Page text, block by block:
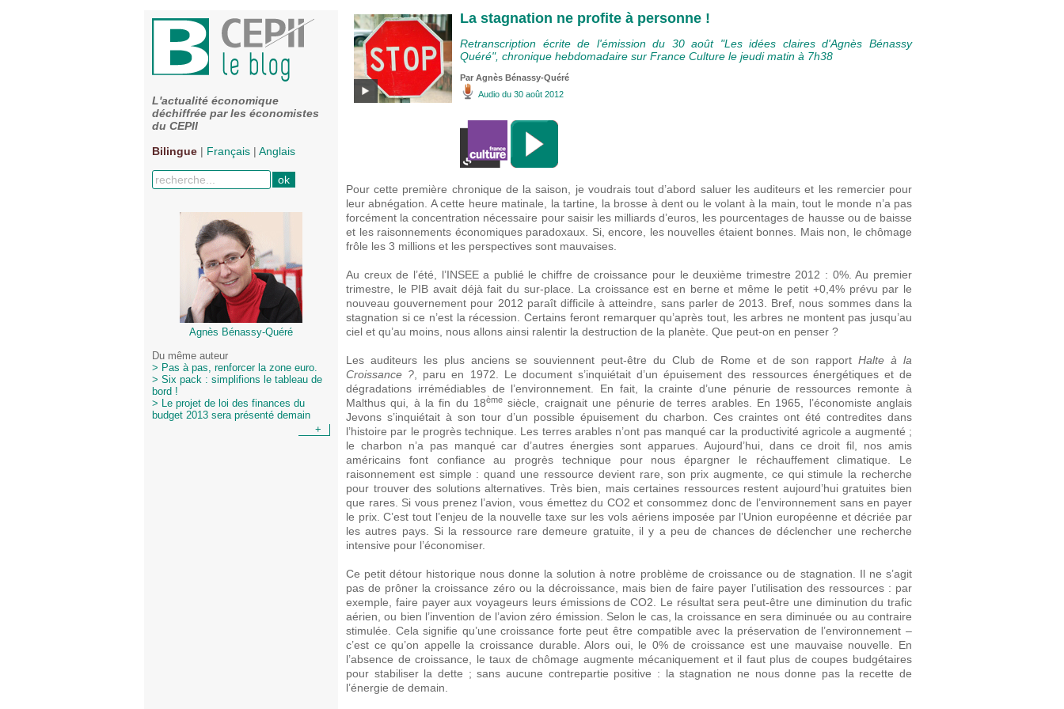
L'actualité économique
déchiffrée par les économistes
du CEPII
Bilingue | Français | Anglais
Agnès Bénassy-Quéré
Du même auteur
> Pas à pas, renforcer la zone euro.
> Six pack : simplifions le tableau de
bord !
> Le projet de loi des finances du
budget 2013 sera présenté demain
+
La stagnation ne profite à personne !
Retranscription écrite de l'émission du 30 août "Les idées claires d'Agnès Bénassy
Quéré", chronique hebdomadaire sur France Culture le jeudi matin à 7h38
Par Agnès Bénassy-Quéré
Audio du 30 août 2012
Pour cette première chronique de la saison, je voudrais tout d’abord saluer les auditeurs et les remercier pour
leur abnégation. A cette heure matinale, la tartine, la brosse à dent ou le volant à la main, tout le monde n’a pas
forcément la concentration nécessaire pour saisir les milliards d’euros, les pourcentages de hausse ou de baisse
et les raisonnements économiques paradoxaux. Si, encore, les nouvelles étaient bonnes. Mais non, le chômage
frôle les 3 millions et les perspectives sont mauvaises.
Au creux de l’été, l’INSEE a publié le chiffre de croissance pour le deuxième trimestre 2012 : 0%. Au premier
trimestre, le PIB avait déjà fait du sur-place. La croissance est en berne et même le petit +0,4% prévu par le
nouveau gouvernement pour 2012 paraît difficile à atteindre, sans parler de 2013. Bref, nous sommes dans la
stagnation si ce n’est la récession. Certains feront remarquer qu’après tout, les arbres ne montent pas jusqu’au
ciel et qu’au moins, nous allons ainsi ralentir la destruction de la planète. Que peut-on en penser ?
Les auditeurs les plus anciens se souviennent peut-être du Club de Rome et de son rapportHalte à la
Croissance ?, paru en 1972. Le document s’inquiétait d’un épuisement des ressources énergétiques et de
dégradations irrémédiables de l’environnement. En fait, la crainte d’une pénurie de ressources remonte à
Malthus qui, à la fin du 18ème siècle, craignait une pénurie de terres arables. En 1965, l’économiste anglais
Jevons s’inquiétait à son tour d’un possible épuisement du charbon. Ces craintes ont été contredites dans
l’histoire par le progrès technique. Les terres arables n’ont pas manqué car la productivité agricole a augmenté ;
le charbon n’a pas manqué car d’autres énergies sont apparues. Aujourd’hui, dans ce droit fil, nos amis
américains font confiance au progrès technique pour nous épargner le réchauffement climatique. Le
raisonnement est simple : quand une ressource devient rare, son prix augmente, ce qui stimule la recherche
pour trouver des solutions alternatives. Très bien, mais certaines ressources restent aujourd’hui gratuites bien
que rares. Si vous prenez l’avion, vous émettez du CO2 et consommez donc de l’environnement sans en payer
le prix. C’est tout l’enjeu de la nouvelle taxe sur les vols aériens imposée par l’Union européenne et décriée par
les autres pays. Si la ressource rare demeure gratuite, il y a peu de chances de déclencher une recherche
intensive pour l’économiser.
Ce petit détour historique nous donne la solution à notre problème de croissance ou de stagnation. Il ne s’agit
pas de prôner la croissance zéro ou la décroissance, mais bien de faire payer l’utilisation des ressources : par
exemple, faire payer aux voyageurs leurs émissions de CO2. Le résultat sera peut-être une diminution du trafic
aérien, ou bien l’invention de l’avion zéro émission. Selon le cas, la croissance en sera diminuée ou au contraire
stimulée. Cela signifie qu’une croissance forte peut être compatible avec la préservation de l’environnement –
c’est ce qu’on appelle la croissance durable. Alors oui, le 0% de croissance est une mauvaise nouvelle. En
l’absence de croissance, le taux de chômage augmente mécaniquement et il faut plus de coupes budgétaires
pour stabiliser la dette ; sans aucune contrepartie positive : la stagnation ne nous donne pas la recette de
l’énergie de demain.